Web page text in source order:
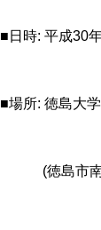
■日時: 平成30
■場所: 徳島大
(徳島市